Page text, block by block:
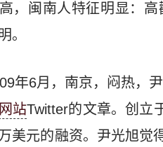
，闽南人特征明显：
。
年6月，南京，闷热，
网站Twitter的文章。创立
美元的融资。尹光旭觉